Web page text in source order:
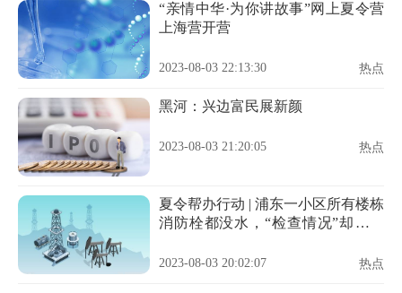
“亲情中华·为你讲故事”网上夏令营
上海营开营
2023-08-03 22:13:30 热点
黑河：兴边富民展新颜
2023-08-03 21:20:05 热点
夏令帮办行动 | 浦东一小区所有楼栋
消防栓都没水，“检查情况”却都打
2023-08-03 20:02:07 热点